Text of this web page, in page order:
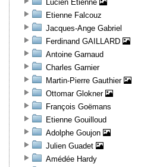
Lucien Etienne
Etienne Falcouz
Jacques-Ange Gabriel
Ferdinand GAILLARD
Antoine Garnaud
Charles Garnier
Martin-Pierre Gauthier
Ottomar Glokner
François Goëmans
Etienne Gouilloud
Adolphe Goujon
Julien Guadet
Amédée Hardy